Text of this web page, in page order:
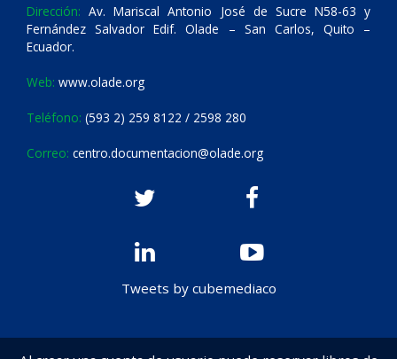
Dirección: Av. Mariscal Antonio José de Sucre N58-63 y
Fernández Salvador Edif. Olade – San Carlos, Quito –
Ecuador.
Web: www.olade.org
Teléfono: (593 2) 259 8122 / 2598 280
Correo: centro.documentacion@olade.org
Tweets by cubemediaco